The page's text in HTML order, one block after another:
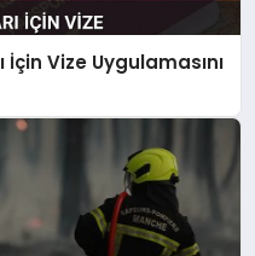
Vize Uygulamasını